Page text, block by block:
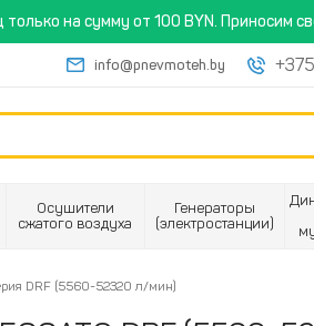
на сумму от 100 BYN. Приносим
info@pnevmoteh.by
Осушители
сжатого воздуха
Генераторы
(электростанции)
DRF (5560-52320 л/мин)